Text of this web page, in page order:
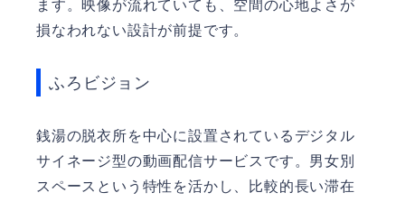
ます。映像が流れていても、空間の心地よさが
損なわれない設計が前提です。
ふろビジョン
銭湯の脱衣所を中心に設置されているデジタル
サイネージ型の動画配信サービスです。男女別
スペースという特性を活かし、比較的長い滞在